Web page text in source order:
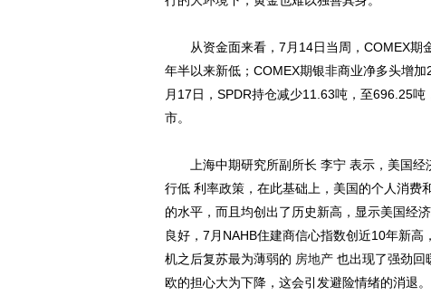
从资金面来看，7月14日当周，COMEX期
年半以来新低；COMEX期银非商业净多头增
月17日，SPDR持仓减少11.63吨，至696.25
市。
上海中期研究所副所长 李宁 表示，美国经
行低 利率政策，在此基础上，美国的个人消费
的水平，而且均创出了历史新高，显示美国经
良好，7月NAHB住建商信心指数创近10年新
机之后复苏最为薄弱的 房地产 也出现了强劲回
欧的担心大为下降，这会引发避险情绪的消退。